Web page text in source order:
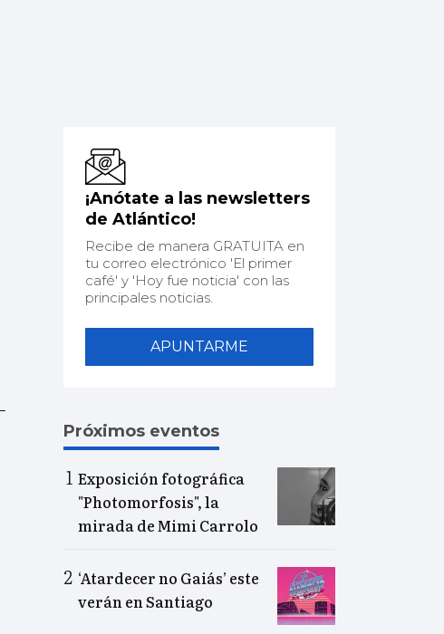
¡Anótate a las newsletters
de Atlántico!
Recibe de manera GRATUITA en
tu correo electrónico 'El primer
café' y 'Hoy fue noticia' con las
principales noticias.
APUNTARME
Próximos eventos
Exposición fotográfica
"Photomorfosis", la
mirada de Mimi Carrolo
‘Atardecer no Gaiás’ este
verán en Santiago